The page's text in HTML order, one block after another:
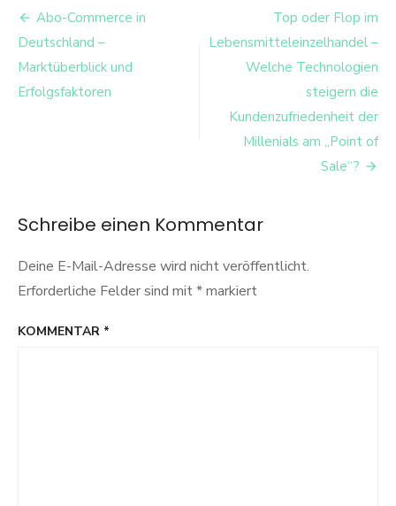
Messung
Beitrags-
Navigation
Abo-Commerce in
Deutschland –
Marktüberblick und
Erfolgsfaktoren
Top oder Flop im
Lebensmitteleinzelhandel –
Welche Technologien
steigern die
Kundenzufriedenheit der
Millenials am „Point of
Sale“?
Schreibe einen Kommentar
Deine E-Mail-Adresse wird nicht veröffentlicht.
Erforderliche Felder sind mit*markiert
KOMMENTAR *